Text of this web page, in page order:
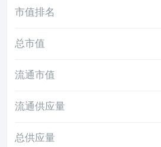
市值排名
总市值
流通市值
流通供应量
总供应量